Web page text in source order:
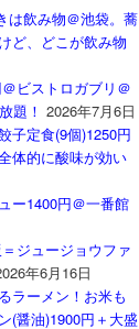
は飲み物＠池袋。蕎
ど、どこが飲み物
ビストロガブリ＠
題！ 2026年7月6日
子定食(9個)1250円
体的に酸味が効い
ー1400円＠一番館
ジュージョウファ
年6月16日
ラーメン！お米も
(醤油)1900円＋大盛